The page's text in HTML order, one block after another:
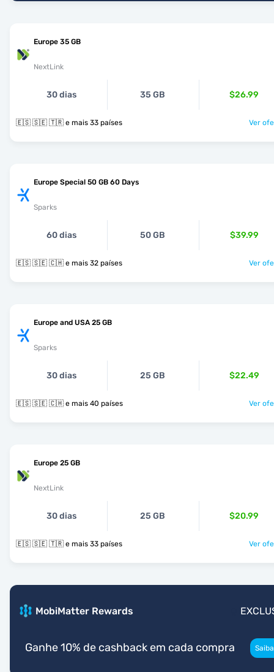
Europe 35 GB
NextLink
30 dias 35 GB $26.99
🇪🇸 🇸🇪 🇹🇷 e mais 33 países Ver
Europe Special 50 GB 60 Days
Sparks
60 dias 50 GB $39.99
🇪🇸 🇸🇪 🇨🇭 e mais 32 países Ver
Europe and USA 25 GB
Sparks
30 dias 25 GB $22.49
🇪🇸 🇸🇪 🇨🇭 e mais 40 países Ver
Europe 25 GB
NextLink
30 dias 25 GB $20.99
🇪🇸 🇸🇪 🇹🇷 e mais 33 países Ver
MobiMatter Rewards
Ganhe 10% de cashback em cada compra